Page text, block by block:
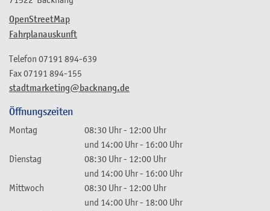
OpenStreetMap
Fahrplanauskunft
stadtmarketing@backnang.de
Telefon 07191 894-639
Fax07191 894-155
Öffnungszeiten
Montag 08:30 Uhr- 12:00 Uhr
und 14:00 Uhr- 16:00 Uhr
Dienstag
08:30 Uhr- 12:00 Uhr
und 14:00 Uhr- 16:00 Uhr
Mittwoch
08:30 Uhr- 12:00 Uhr
und 14:00 Uhr- 18:00 Uhr